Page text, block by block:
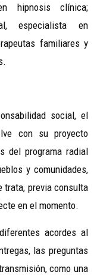
hipnosis clínica;
especialista en
familiares y
social, el
con su proyecto
del programa radial
y comunidades,
trata, previa consulta
en el momento.
acordes al
las preguntas
como una